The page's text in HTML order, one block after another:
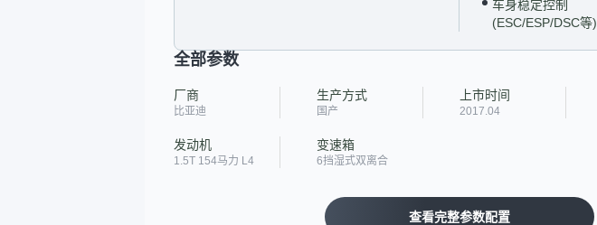
车身稳定控制
(ESC/ESP/DSC等)
全部参数
厂商
比亚迪
生产方式
国产
上市时间
2017.04
发动机
1.5T 154马力 L4
变速箱
6挡湿式双离合
查看完整参数配置